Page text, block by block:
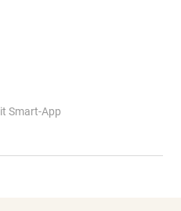
Smart-App